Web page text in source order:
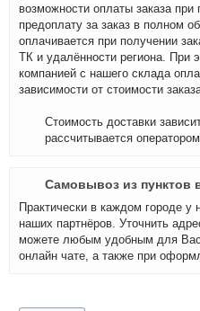
возможности оплаты заказа
предоплату за заказ в полном
оплачивается при получении
ТК и удалённости региона. При
компанией с нашего склада
зависимости от стоимости
Стоимость доставки
рассчитывается
Самовывоз из пунктов
Практически в каждом городе у
наших партнёров. Уточнить
можете любым удобным для
онлайн чате, а также при